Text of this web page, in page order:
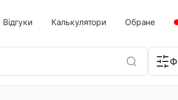
Відгуки Калькулятори Обране